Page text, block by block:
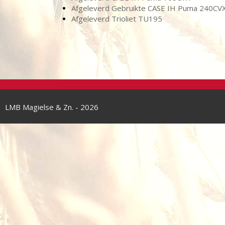
Afgeleverd Gebruikte CASE IH Puma
Afgeleverd Trioliet TU195
LMB Magielse & Zn. - 2026